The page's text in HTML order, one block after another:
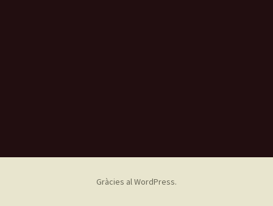
Gràcies al WordPress.